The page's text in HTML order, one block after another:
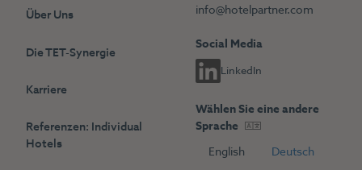
Über Uns
Die TET-Synergie
Karriere
Referenzen: Individual
Hotels
info@hotelpartner.com
Social Media
LinkedIn
Wählen Sie eine andere
Sprache
English
Deutsch